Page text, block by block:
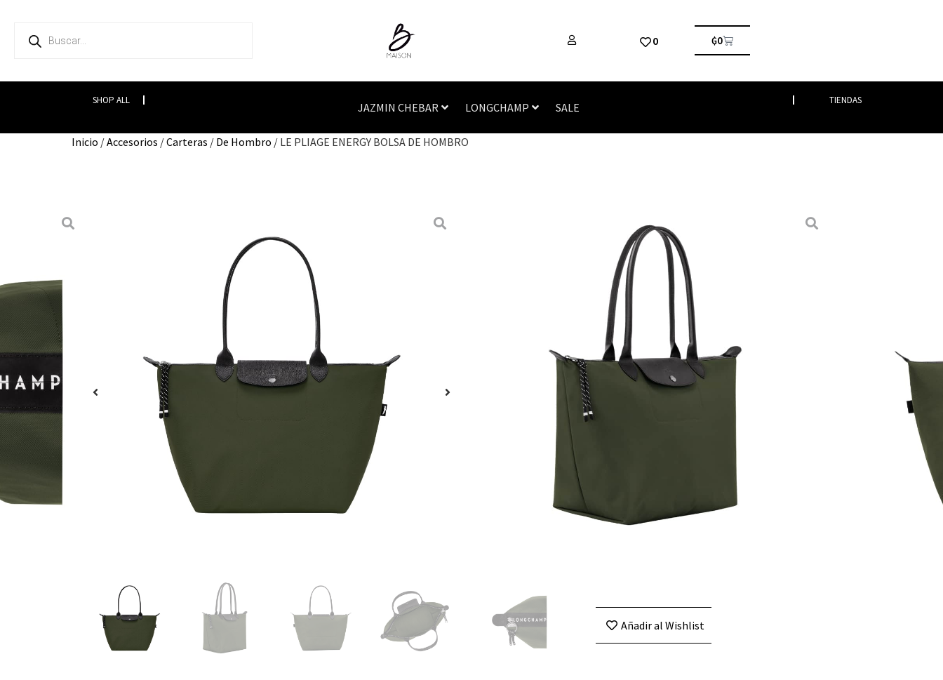
0 ₲0
SHOP ALL
JAZMIN CHEBAR LONGCHAMP SALE
TIENDAS
Inicio /Accesorios /Carteras / De Hombro / LE PLIAGE ENERGY BOLSA DE HOMBRO
/De Hombro
/ LE PLIAGE ENERGY BOLSA DE
LE PLIAGE ENERGY BOLSA DE HOMBRO
Accesorios
De Hombro
Un diseño generoso, deportivo y atemporal con detalles sutiles que lo
convierten en un imprescindible. Está esperando por ti.
Fiel a la filosofía PLIAGE, la línea se reinventa a través de las colecciones y
de las estaciones para abrazar la vida con un estilo de vida creativo y al
mismo tiempo dinámico. Longchamp presenta su línea sportwear chic con
Le Pliage Energy. La filosofía detrás de estos modelos mixtos es la de
movimiento, eficiencia y durabilidad con su tejido de poliamida reciclada
con certificación ECONYL. Disponible en colores vivos y contrastado con
detalles bicolores como el cordón y la etiqueta de la Casa, Le Pliage Energy
añade un poco de dinamismo a tu vida cotidiana.
Añadir al Wishlist